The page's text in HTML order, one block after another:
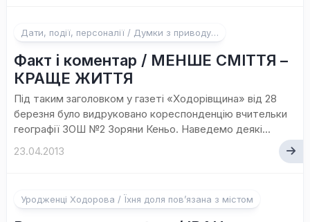
Дати, події, персоналії / Думки з приводу…
Факт і коментар / МЕНШЕ СМІТТЯ –
КРАЩЕ ЖИТТЯ
Під таким заголовком у газеті «Ходорівщина» від 28
березня було видруковано кореспонденцію вчительки
географії ЗОШ №2 Зоряни Кеньо. Наведемо деякі...
23.04.2013
Уродженці Ходорова / Їхня доля пов’язана з містом